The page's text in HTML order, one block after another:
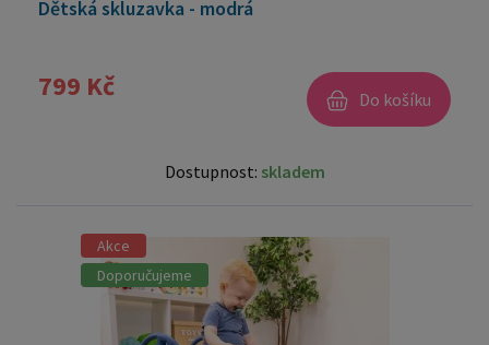
Dětská skluzavka - modrá
799 Kč Do košíku
Dostupnost: skladem
Akce
Doporučujeme